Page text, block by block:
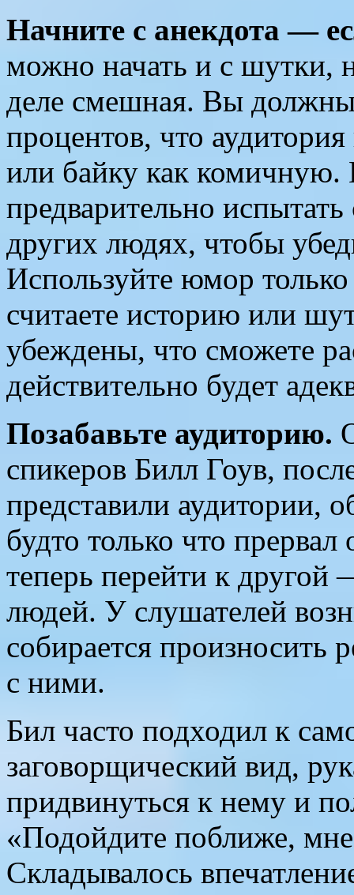
Начните с анекдота —
можно начать и с шутки,
деле смешная. Вы
процентов, что
или байку как комичную.
предварительно
других людях, чтобы
Используйте юмор
считаете историю или
убеждены, что сможете
действительно будет
Позабавьте аудиторию.
спикеров Билл Гоув,
представили аудитории,
будто только что
теперь перейти к другой
людей. У слушателей
собирается произносить
с ними.
Бил часто подходил к
заговорщический вид,
придвинуться к нему и
«Подойдите поближе,
Складывалось